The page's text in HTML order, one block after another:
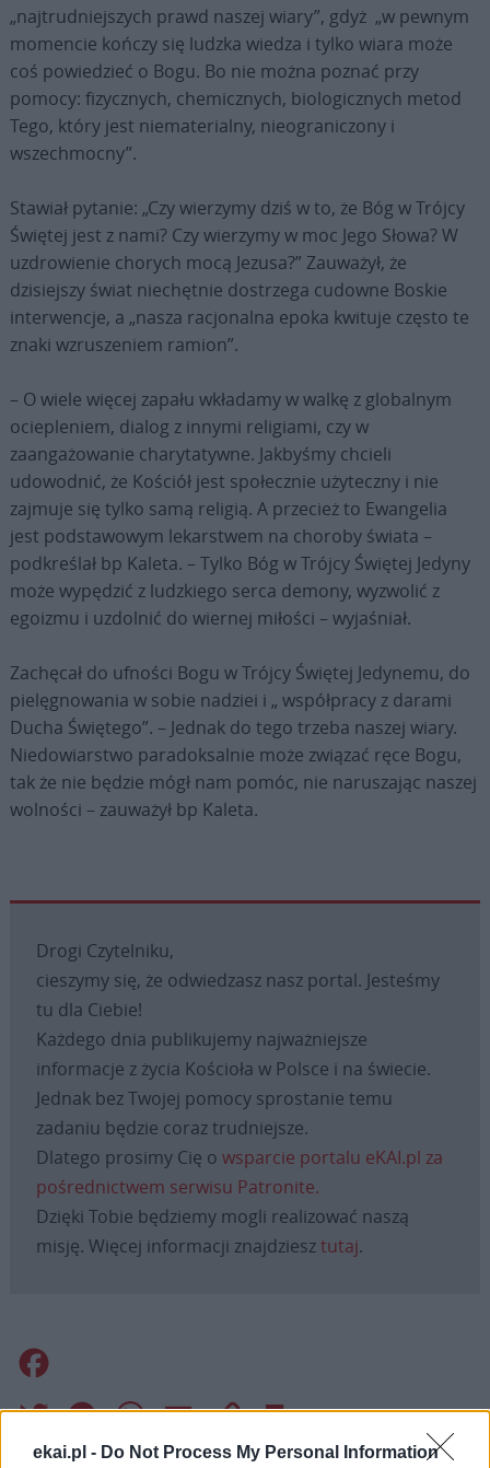
ekai.pl - Do Not Process My Personal Information
„najtrudniejszych prawd naszej wiary”, gdyż „w pewnym
momencie kończy się ludzka wiedza i tylko wiara może
coś powiedzieć o Bogu. Bo nie można poznać przy
pomocy: fizycznych, chemicznych, biologicznych metod
Tego, który jest niematerialny, nieograniczony i
wszechmocny”.
Stawiał pytanie: „Czy wierzymy dziś w to, że Bóg w Trójcy
Świętej jest z nami? Czy wierzymy w moc Jego Słowa? W
uzdrowienie chorych mocą Jezusa?” Zauważył, że
dzisiejszy świat niechętnie dostrzega cudowne Boskie
interwencje, a „nasza racjonalna epoka kwituje często te
znaki wzruszeniem ramion”.
– O wiele więcej zapału wkładamy w walkę z globalnym
ociepleniem, dialog z innymi religiami, czy w
zaangażowanie charytatywne. Jakbyśmy chcieli
udowodnić, że Kościół jest społecznie użyteczny i nie
zajmuje się tylko samą religią. A przecież to Ewangelia
jest podstawowym lekarstwem na choroby świata –
podkreślał bp Kaleta. – Tylko Bóg w Trójcy Świętej Jedyny
może wypędzić z ludzkiego serca demony, wyzwolić z
egoizmu i uzdolnić do wiernej miłości – wyjaśniał.
Zachęcał do ufności Bogu w Trójcy Świętej Jedynemu, do
pielęgnowania w sobie nadziei i „ współpracy z darami
Ducha Świętego”. – Jednak do tego trzeba naszej wiary.
Niedowiarstwo paradoksalnie może związać ręce Bogu,
tak że nie będzie mógł nam pomóc, nie naruszając naszej
wolności – zauważył bp Kaleta.
Drogi Czytelniku,
cieszymy się, że odwiedzasz nasz portal. Jesteśmy
tu dla Ciebie!
Każdego dnia publikujemy najważniejsze
informacje z życia Kościoła w Polsce i na świecie.
Jednak bez Twojej pomocy sprostanie temu
zadaniu będzie coraz trudniejsze.
Dlatego prosimy Cię o wsparcie portalu eKAI.pl za
pośrednictwem serwisu Patronite.
Dzięki Tobie będziemy mogli realizować naszą
misję. Więcej informacji znajdziesztutaj.
TwitterMessengerWhatsApp
EmailCopy
Link
Print